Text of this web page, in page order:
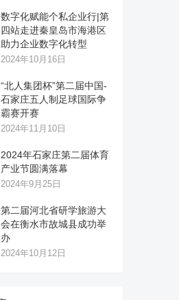
数字化赋能个私企业行|第
四站走进秦皇岛市海港区
助力企业数字化转型
2024年10月16日
“北人集团杯”第二届中国-
石家庄五人制足球国际争
霸赛开赛
2024年11月10日
2024年石家庄第二届体育
产业节圆满落幕
2024年9月25日
第二届河北省研学旅游大
会在衡水市故城县成功举
办
2024年10月12日